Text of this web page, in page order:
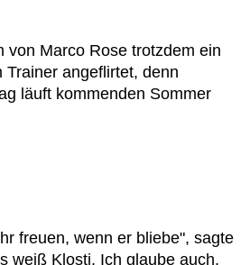
von Marco Rose trotzdem ein
Trainer angeflirtet, denn
läuft kommenden Sommer
freuen, wenn er bliebe", sagte
weiß Klosti. Ich glaube auch,